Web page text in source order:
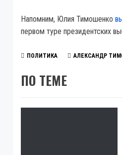
Напомним, Юлия Тимошенко
первом туре президентских
ПОЛИТИКА АЛЕКСАНДР
ПО ТЕМЕ